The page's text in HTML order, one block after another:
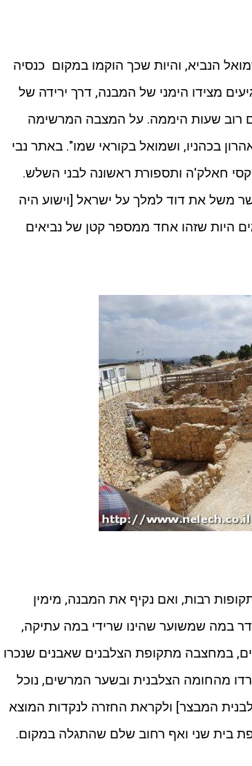
הנביא, והיות שכך הוקמו במקום כנסיה
מצידו הימני של המבנה, דרך ירידה של
רוב שעות היממה. על המצבה המרשימה
בכהניו, ושמואל בקוראי שמו". באתר נבי
חאלק'ה ותספורת ראשונה לבני השלש.
משל את דוד למלך על ישראל [וישוע היה
היות שזהו אחד ממספר קטן של נביאים
רבות, ואם נקיף את המבנה, מימין
במה שמשוער שהינו שרידי במה עתיקה,
במחצבה מתקופת הצלבנים שאבנים שנכרו
מהחומה הצלבנית ובשער המרשים, נוכל
המבצר] ולקראת החזרה לנקדות המוצא
בית שני ואף רחוב שלם שהתגלה במקום.